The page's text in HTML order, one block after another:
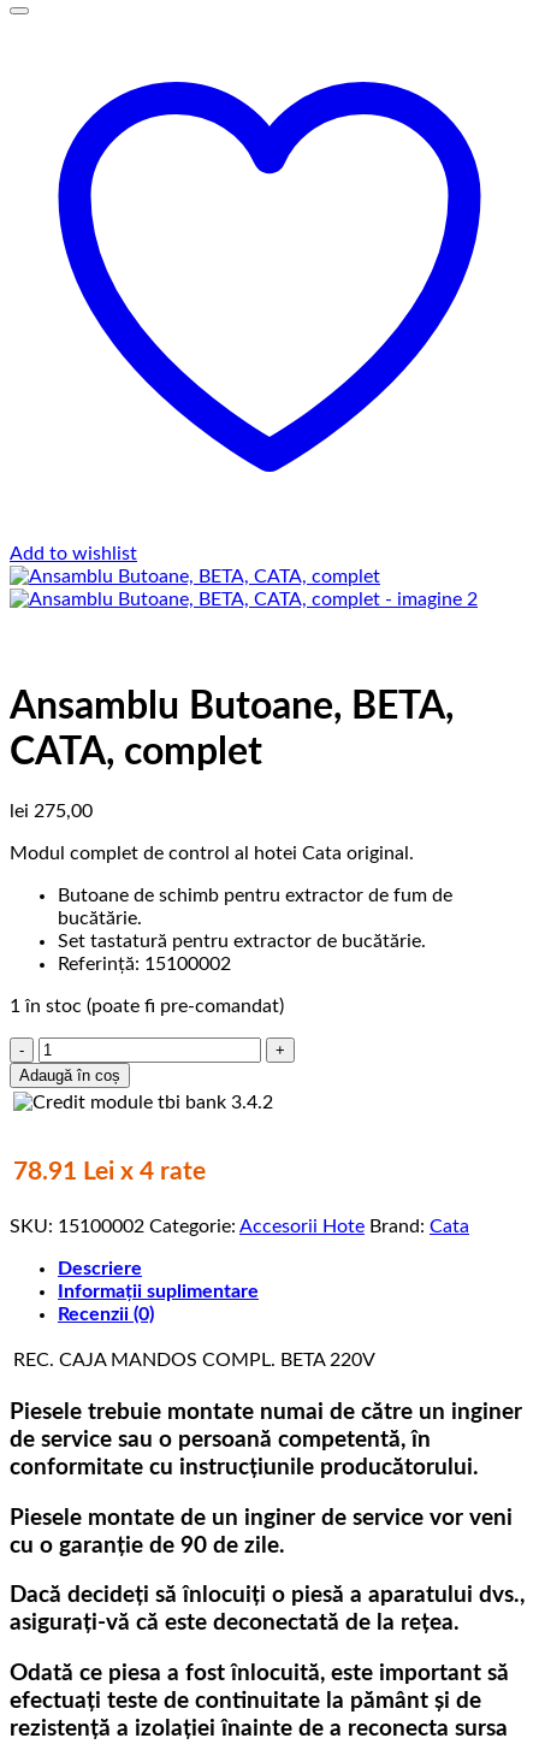
Add to wishlist
Ansamblu Butoane, BETA,
CATA, complet
lei 275,00
Modul complet de control al hotei Cata original.
Butoane de schimb pentru extractor de fum de
bucătărie.
Set tastatură pentru extractor de bucătărie.
Referință: 15100002
1 în stoc (poate fi pre-comandat)
Cantitate
Ansamblu
Butoane,
complet
Adaugă în coș
78.91 Lei x 4 rate
SKU: 15100002 Categorie: Accesorii Hote Brand: Cata
Descriere
Informații suplimentare
Recenzii (0)
REC. CAJA MANDOS COMPL. BETA 220V
Piesele trebuie montate numai de către un inginer
de service sau o persoană competentă, în
conformitate cu instrucțiunile producătorului.
Piesele montate de un inginer de service vor veni
cu o garanție de 90 de zile.
Dacă decideți să înlocuiți o piesă a aparatului dvs.,
asigurați-vă că este deconectată de la rețea.
Odată ce piesa a fost înlocuită, este important să
efectuați teste de continuitate la pământ și de
rezistență a izolației înainte de a reconecta sursa